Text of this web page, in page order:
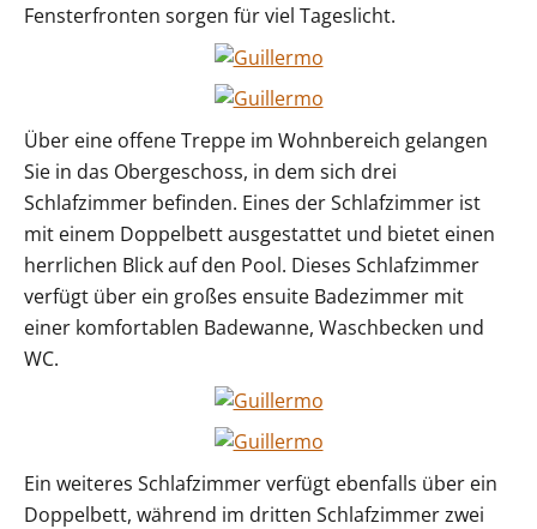
Fensterfronten sorgen für viel Tageslicht.
Über eine offene Treppe im Wohnbereich gelangen
Sie in das Obergeschoss, in dem sich drei
Schlafzimmer befinden. Eines der Schlafzimmer ist
mit einem Doppelbett ausgestattet und bietet einen
herrlichen Blick auf den Pool. Dieses Schlafzimmer
verfügt über ein großes ensuite Badezimmer mit
einer komfortablen Badewanne, Waschbecken und
WC.
Ein weiteres Schlafzimmer verfügt ebenfalls über ein
Doppelbett, während im dritten Schlafzimmer zwei